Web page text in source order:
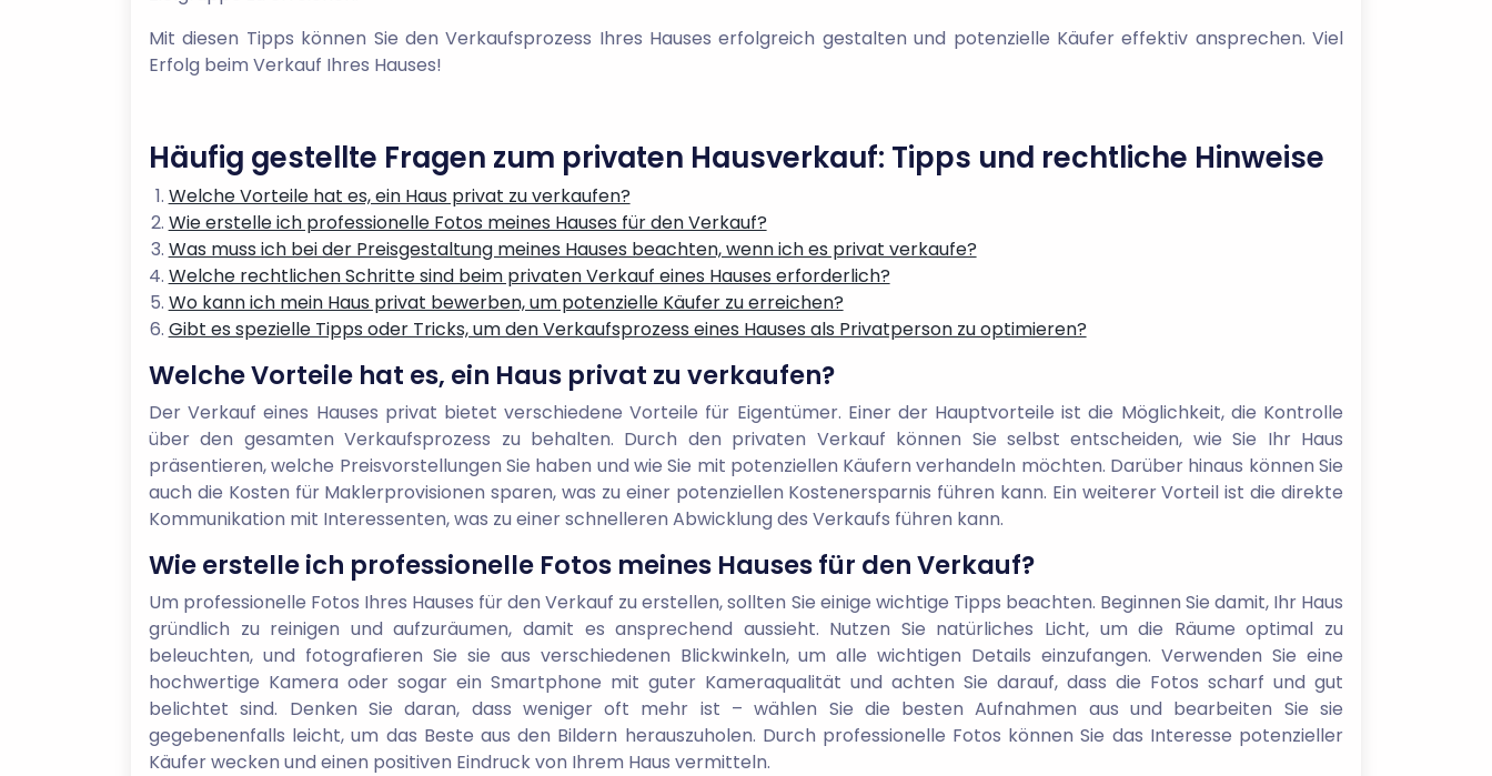
Mit diesen Tipps können Sie den Verkaufsprozess Ihres Hauses erfolgreich gestalten und potenzielle Käufer effektiv ansprechen. Viel
Erfolg beim Verkauf Ihres Hauses!
Häufig gestellte Fragen zum privaten Hausverkauf: Tipps und rechtliche Hinweise
Welche Vorteile hat es, ein Haus privat zu verkaufen?
Wie erstelle ich professionelle Fotos meines Hauses für den Verkauf?
Was muss ich bei der Preisgestaltung meines Hauses beachten, wenn ich es privat verkaufe?
Welche rechtlichen Schritte sind beim privaten Verkauf eines Hauses erforderlich?
Wo kann ich mein Haus privat bewerben, um potenzielle Käufer zu erreichen?
Gibt es spezielle Tipps oder Tricks, um den Verkaufsprozess eines Hauses als Privatperson zu optimieren?
Welche Vorteile hat es, ein Haus privat zu verkaufen?
Der Verkauf eines Hauses privat bietet verschiedene Vorteile für Eigentümer. Einer der Hauptvorteile ist die Möglichkeit, die Kontrolle
über den gesamten Verkaufsprozess zu behalten. Durch den privaten Verkauf können Sie selbst entscheiden, wie Sie Ihr Haus
präsentieren, welche Preisvorstellungen Sie haben und wie Sie mit potenziellen Käufern verhandeln möchten. Darüber hinaus können Sie
auch die Kosten für Maklerprovisionen sparen, was zu einer potenziellen Kostenersparnis führen kann. Ein weiterer Vorteil ist die direkte
Kommunikation mit Interessenten, was zu einer schnelleren Abwicklung des Verkaufs führen kann.
Wie erstelle ich professionelle Fotos meines Hauses für den Verkauf?
Um professionelle Fotos Ihres Hauses für den Verkauf zu erstellen, sollten Sie einige wichtige Tipps beachten. Beginnen Sie damit, Ihr Haus
gründlich zu reinigen und aufzuräumen, damit es ansprechend aussieht. Nutzen Sie natürliches Licht, um die Räume optimal zu
beleuchten, und fotografieren Sie sie aus verschiedenen Blickwinkeln, um alle wichtigen Details einzufangen. Verwenden Sie eine
hochwertige Kamera oder sogar ein Smartphone mit guter Kameraqualität und achten Sie darauf, dass die Fotos scharf und gut
belichtet sind. Denken Sie daran, dass weniger oft mehr ist – wählen Sie die besten Aufnahmen aus und bearbeiten Sie sie
gegebenenfalls leicht, um das Beste aus den Bildern herauszuholen. Durch professionelle Fotos können Sie das Interesse potenzieller
Käufer wecken und einen positiven Eindruck von Ihrem Haus vermitteln.